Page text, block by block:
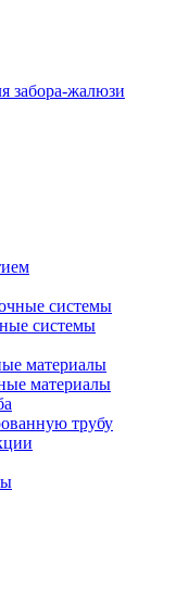
забора-жалюзи
системы
системы
материалы
материалы
трубу